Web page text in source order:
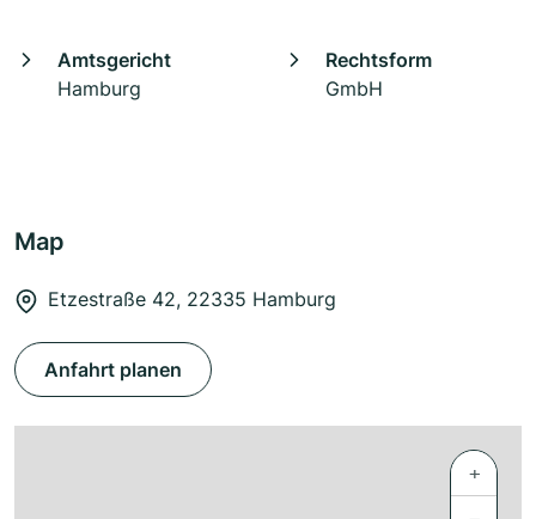
Amtsgericht
Hamburg
Rechtsform
GmbH
Map
Etzestraße 42, 22335 Hamburg
Anfahrt planen
+